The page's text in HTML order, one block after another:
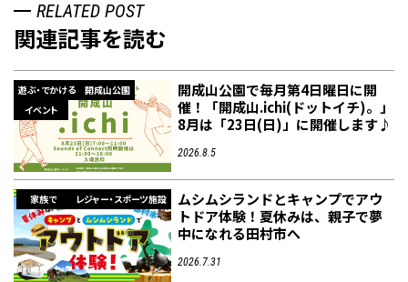
RELATED POST
関連記事を読む
遊ぶ・でかける
開成山公園
イベント
開成山公園で毎月第4日曜日に開
催！「開成山.ichi(ドットイチ)。」
8月は「23日(日)」に開催します♪
2026.8.5
家族で レジャー・スポーツ施設
ムシムシランドとキャンプでアウ
トドア体験！夏休みは、親子で夢
中になれる田村市へ
2026.7.31